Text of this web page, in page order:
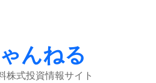
んねる
株式投資情報サイト